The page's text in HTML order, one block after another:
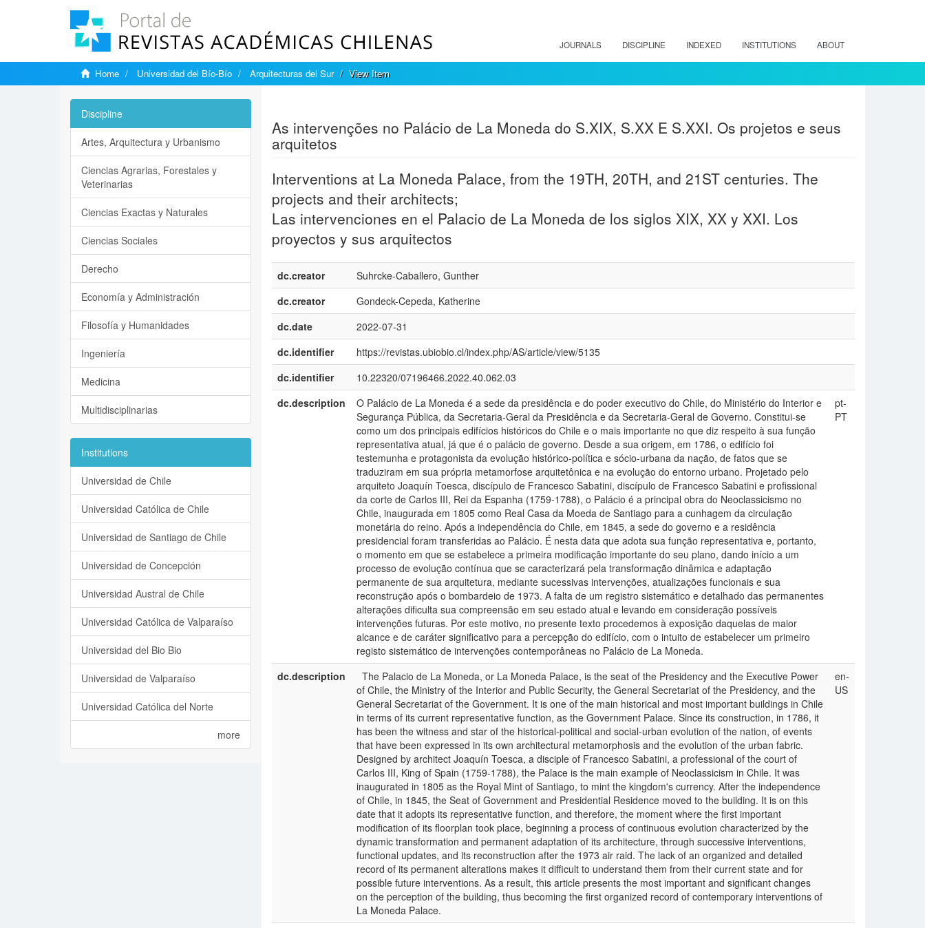
JOURNALS DISCIPLINE INDEXED INSTITUTIONS ABOUT
Home Universidad del Bío-Bío Arquitecturas del Sur View Item
As intervenções no Palácio de La Moneda do S.XIX, S.XX E S.XXI. Os projetos e seus
arquitetos
Interventions at La Moneda Palace, from the 19TH, 20TH, and 21ST centuries. The
projects and their architects;
Las intervenciones en el Palacio de La Moneda de los siglos XIX, XX y XXI. Los
proyectos y sus arquitectos
dc.creator
Suhrcke-Caballero, Gunther
dc.creator
Gondeck-Cepeda, Katherine
dc.date
2022-07-31
dc.identifier
https://revistas.ubiobio.cl/index.php/AS/article/view/5135
dc.identifier
10.22320/07196466.2022.40.062.03
dc.description
O Palácio de La Moneda é a sede da presidência e do poder executivo do Chile, do Ministério do Interior e
Segurança Pública, da Secretaria-Geral da Presidência e da Secretaria-Geral de Governo. Constitui-se
como um dos principais edifícios históricos do Chile e o mais importante no que diz respeito à sua função
representativa atual, já que é o palácio de governo. Desde a sua origem, em 1786, o edifício foi
testemunha e protagonista da evolução histórico-política e sócio-urbana da nação, de fatos que se
traduziram em sua própria metamorfose arquitetônica e na evolução do entorno urbano. Projetado pelo
arquiteto Joaquín Toesca, discípulo de Francesco Sabatini, discípulo de Francesco Sabatini e profissional
da corte de Carlos III, Rei da Espanha (1759-1788), o Palácio é a principal obra do Neoclassicismo no
Chile, inaugurada em 1805 como Real Casa da Moeda de Santiago para a cunhagem da circulação
monetária do reino. Após a independência do Chile, em 1845, a sede do governo e a residência
presidencial foram transferidas ao Palácio. É nesta data que adota sua função representativa e, portanto,
o momento em que se estabelece a primeira modificação importante do seu plano, dando início a um
processo de evolução contínua que se caracterizará pela transformação dinâmica e adaptação
permanente de sua arquitetura, mediante sucessivas intervenções, atualizações funcionais e sua
reconstrução após o bombardeio de 1973. A falta de um registro sistemático e detalhado das permanentes
alterações dificulta sua compreensão em seu estado atual e levando em consideração possíveis
intervenções futuras. Por este motivo, no presente texto procedemos à exposição daquelas de maior
alcance e de caráter significativo para a percepção do edifício, com o intuito de estabelecer um primeiro
registo sistemático de intervenções contemporâneas no Palácio de La Moneda.
pt-
PT
dc.description
The Palacio de La Moneda, or La Moneda Palace, is the seat of the Presidency and the Executive Power
of Chile, the Ministry of the Interior and Public Security, the General Secretariat of the Presidency, and the
General Secretariat of the Government. It is one of the main historical and most important buildings in Chile
in terms of its current representative function, as the Government Palace. Since its construction, in 1786, it
has been the witness and star of the historical-political and social-urban evolution of the nation, of events
that have been expressed in its own architectural metamorphosis and the evolution of the urban fabric.
Designed by architect Joaquín Toesca, a disciple of Francesco Sabatini, a professional of the court of
Carlos III, King of Spain (1759-1788), the Palace is the main example of Neoclassicism in Chile. It was
inaugurated in 1805 as the Royal Mint of Santiago, to mint the kingdom's currency. After the independence
of Chile, in 1845, the Seat of Government and Presidential Residence moved to the building. It is on this
date that it adopts its representative function, and therefore, the moment where the first important
modification of its floorplan took place, beginning a process of continuous evolution characterized by the
dynamic transformation and permanent adaptation of its architecture, through successive interventions,
functional updates, and its reconstruction after the 1973 air raid. The lack of an organized and detailed
record of its permanent alterations makes it difficult to understand them from their current state and for
possible future interventions. As a result, this article presents the most important and significant changes
on the perception of the building, thus becoming the first organized record of contemporary interventions of
La Moneda Palace.
en-
US
Discipline
Artes, Arquitectura y Urbanismo
Ciencias Agrarias, Forestales y
Veterinarias
Ciencias Exactas y Naturales
Ciencias Sociales
Derecho
Economía y Administración
Filosofía y Humanidades
Ingeniería
Medicina
Multidisciplinarias
Institutions
Universidad de Chile
Universidad Católica de Chile
Universidad de Santiago de Chile
Universidad de Concepción
Universidad Austral de Chile
Universidad Católica de Valparaíso
Universidad del Bio Bio
Universidad de Valparaíso
Universidad Católica del Norte
more